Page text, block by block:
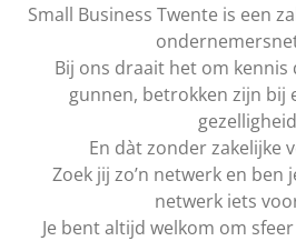
Small Business Twente is een
Bij ons draait het om kennis
gunnen, betrokken zijn bij
En dàt zonder zakelijke
Zoek jij zo’n netwerk en ben
netwerk iets
Je bent altijd welkom om